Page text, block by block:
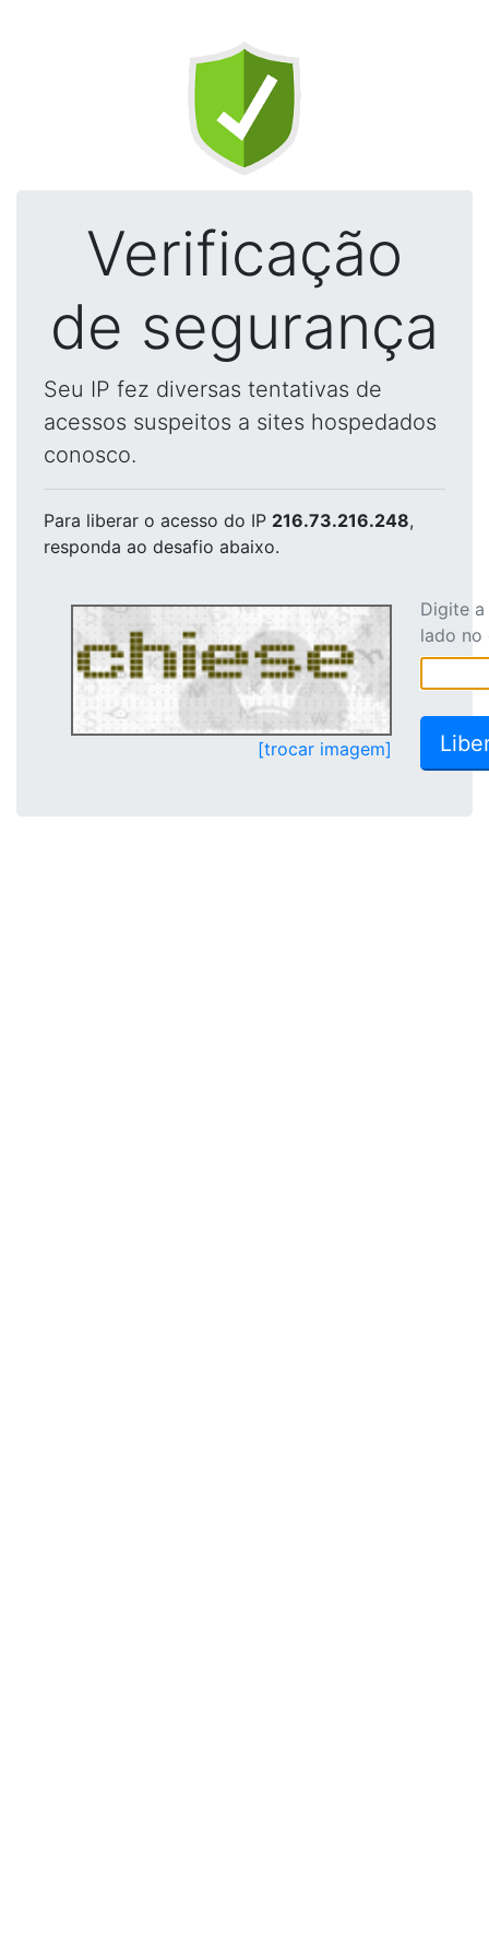
Verificação
de segurança
Seu IP fez diversas tentativas de
acessos suspeitos a sites hospedados
conosco.
Para liberar o acesso do IP 216.73.216.248,
responda ao desafio abaixo.
[trocar imagem]
Digite
lado no